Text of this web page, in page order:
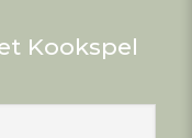
Kookspel